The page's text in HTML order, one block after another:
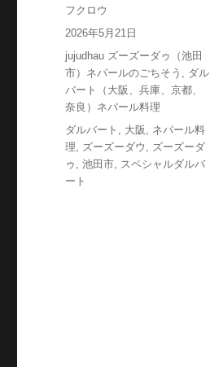
投
稿
フクロウ
投
稿
日:
2026年5月21日
カ
テ
ゴ
リ
ー
jujudhau ズーズーダゥ（池田
市）ネパールのごちそう , ダル
バート（大阪、兵庫、京都、
奈良）ネパール料理
タ
グ
ダルバート , 大阪 , ネパール料
理, ズーズーダウ , ズーズーダ
ゥ ,池田市, スペシャルダルバ
ート